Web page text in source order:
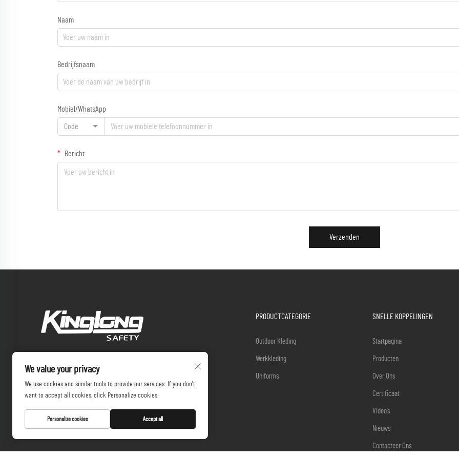
Naam
Bedrijfsnaam
Mobiel/WhatsApp
Code
Bericht
Verzenden
PRODUCTCATEGORIE
Outdoor Kleding
Werkkleding
Uniforms
SNELLE KOPPELINGEN
Startpagina
Producten
Over Ons
Certificaat
Video’s
Nieuws
Contacteer Ons
We value your privacy
We use cookies and similar tools to provide our services. If you don't
want to accept all cookies, click Personalize cookies.
Personalize cookies Accept all